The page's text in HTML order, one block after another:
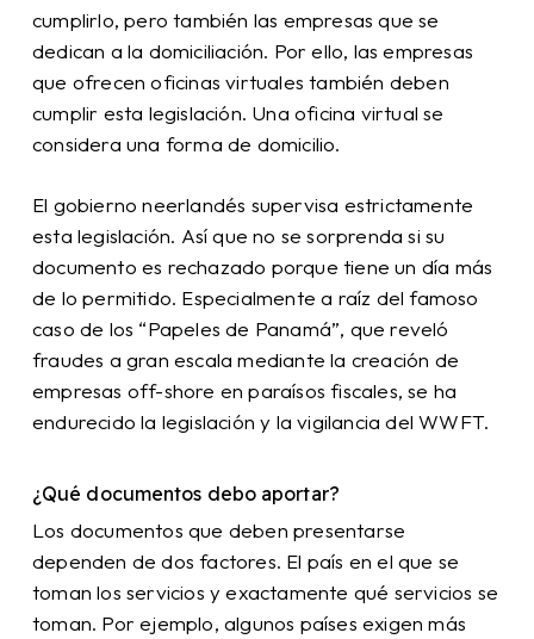
cumplirlo, pero también las empresas que se
dedican a la domiciliación. Por ello, las empresas
que ofrecen oficinas virtuales también deben
cumplir esta legislación. Una oficina virtual se
considera una forma de domicilio.
El gobierno neerlandés supervisa estrictamente
esta legislación. Así que no se sorprenda si su
documento es rechazado porque tiene un día más
de lo permitido. Especialmente a raíz del famoso
caso de los “Papeles de Panamá”, que reveló
fraudes a gran escala mediante la creación de
empresas off-shore en paraísos fiscales, se ha
endurecido la legislación y la vigilancia del WWFT.
¿Qué documentos debo aportar?
Los documentos que deben presentarse
dependen de dos factores. El país en el que se
toman los servicios y exactamente qué servicios se
toman. Por ejemplo, algunos países exigen más